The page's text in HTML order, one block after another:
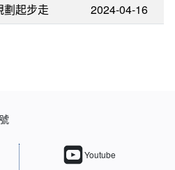
起步走
2024-04-16
Youtube